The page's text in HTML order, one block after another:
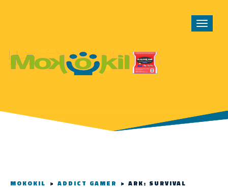
Toggle
MOKOKIL > ADDICT GAMER > ARK: SURVIVAL